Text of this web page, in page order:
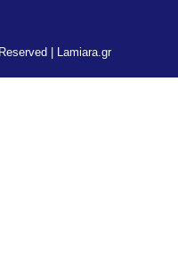
| Lamiara.gr